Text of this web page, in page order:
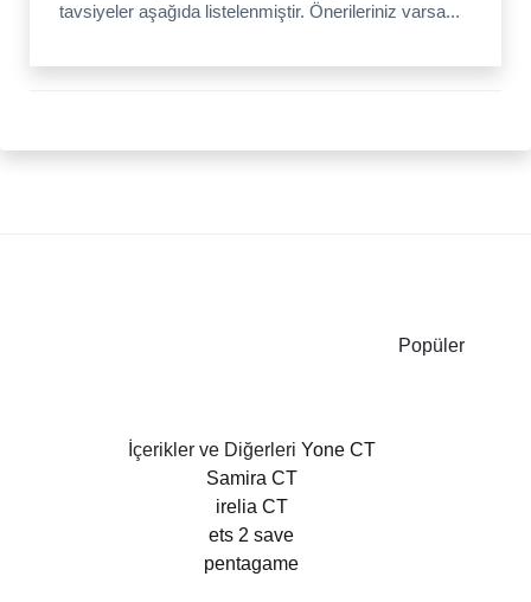
tavsiyeler aşağıda listelenmiştir. Önerileriniz varsa...
Popüler
İçerikler ve Diğerleri Yone CT
Samira CT
irelia CT
ets 2 save
pentagame